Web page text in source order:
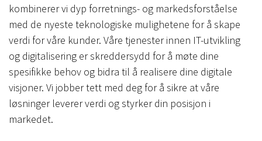
kombinerer vi dyp forretnings- og markedsforståelse
med de nyeste teknologiske mulighetene for å skape
verdi for våre kunder. Våre tjenester innen IT-utvikling
og digitalisering er skreddersydd for å møte dine
spesifikke behov og bidra til å realisere dine digitale
visjoner. Vi jobber tett med deg for å sikre at våre
løsninger leverer verdi og styrker din posisjon i
markedet.